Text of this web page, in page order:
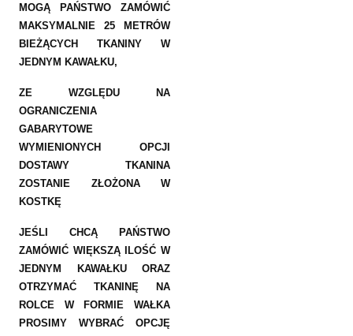
MOGĄ PAŃSTWO ZAMÓWIĆ
MAKSYMALNIE 25 METRÓW
BIEŻĄCYCH TKANINY W
JEDNYM KAWAŁKU,
ZE WZGLĘDU NA
OGRANICZENIA
GABARYTOWE
WYMIENIONYCH OPCJI
DOSTAWY TKANINA
ZOSTANIE ZŁOŻONA W
KOSTKĘ
JEŚLI CHCĄ PAŃSTWO
ZAMÓWIĆ WIĘKSZĄ ILOŚĆ W
JEDNYM KAWAŁKU ORAZ
OTRZYMAĆ TKANINĘ NA
ROLCE W FORMIE WAŁKA
PROSIMY WYBRAĆ OPCJĘ